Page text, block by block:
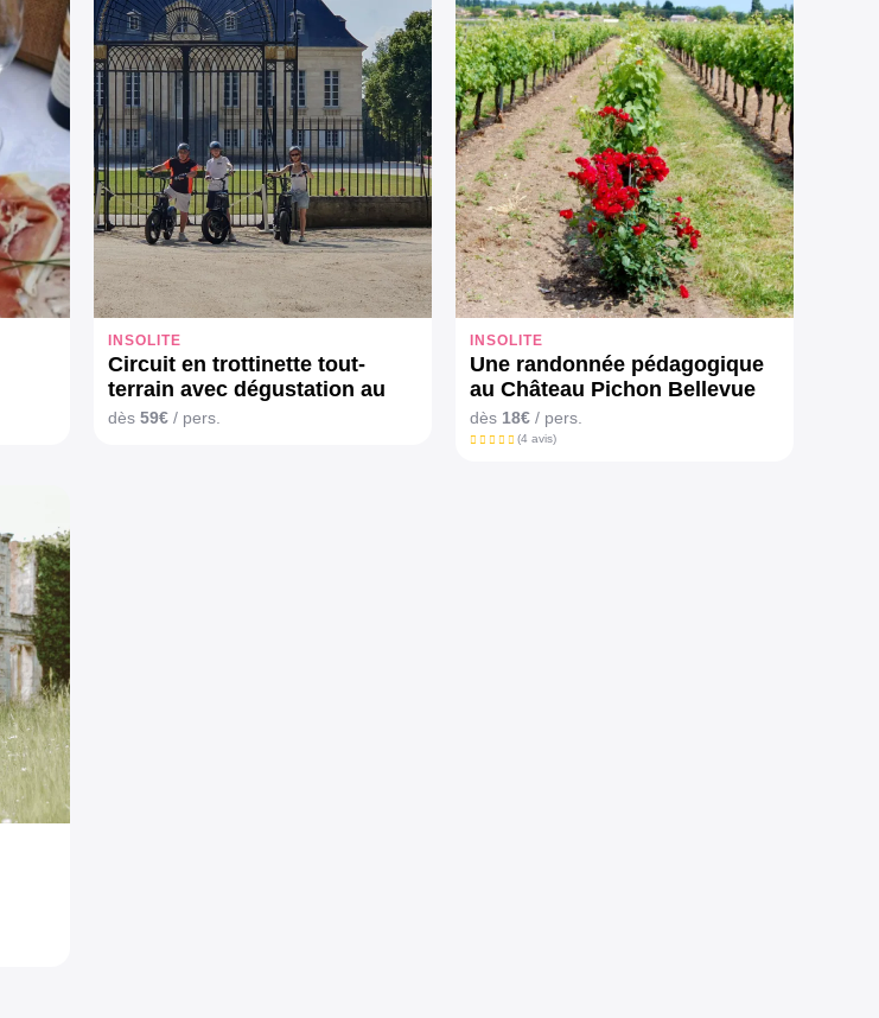
INSOLITE
Circuit en trottinette tout-
terrain avec dégustation au
Château La Louvière (1h30)
dès 59€ / pers.
INSOLITE
Une randonnée pédagogique
au Château Pichon Bellevue
dès 18€ / pers.
(4 avis)